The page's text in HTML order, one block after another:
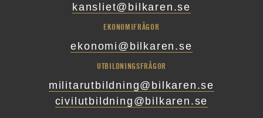
kansliet@bilkaren.se
EKONOMIFRÅGOR
ekonomi@bilkaren.se
UTBILDNINGSFRÅGOR
militarutbildning@bilkaren.se
civilutbildning@bilkaren.se